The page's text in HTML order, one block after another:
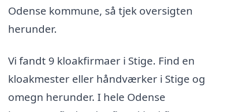
Odense kommune, så tjek oversigten
herunder.
Vi fandt 9 kloakfirmaer i Stige. Find en
kloakmester eller håndværker i Stige og
omegn herunder. I hele Odense